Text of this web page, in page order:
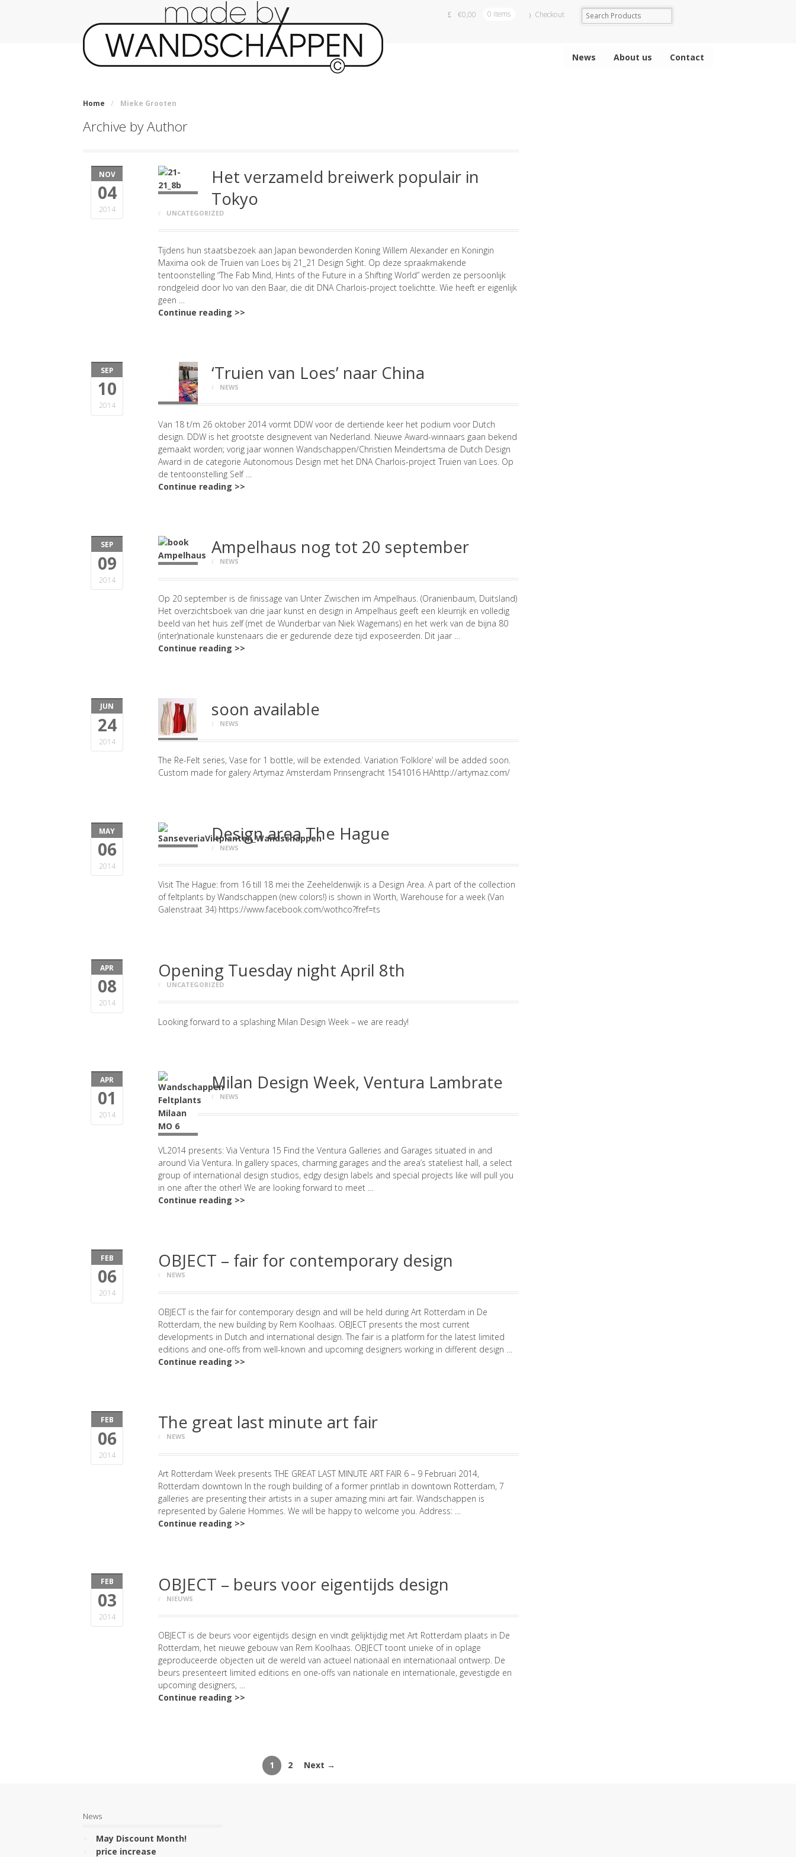
€0,00 0 items Checkout
News About us Contact
Home / Mieke Grooten
Archive by Author
NOV
04
2014
Het verzameld breiwerk populair in
Tokyo
UNCATEGORIZED
Tijdens hun staatsbezoek aan Japan bewonderden Koning Willem Alexander en Koningin
Maxima ook de Truien van Loes bij 21_21 Design Sight. Op deze spraakmakende
tentoonstelling “The Fab Mind, Hints of the Future in a Shifting World” werden ze persoonlijk
rondgeleid door Ivo van den Baar, die dit DNA Charlois-project toelichtte. Wie heeft er eigenlijk
geen …
Continue reading >>
SEP
10
2014
‘Truien van Loes’ naar China
NEWS
Van 18 t/m 26 oktober 2014 vormt DDW voor de dertiende keer het podium voor Dutch
design. DDW is het grootste designevent van Nederland. Nieuwe Award-winnaars gaan bekend
gemaakt worden; vorig jaar wonnen Wandschappen/Christien Meindertsma de Dutch Design
Award in de categorie Autonomous Design met het DNA Charlois-project Truien van Loes. Op
de tentoonstelling Self …
Continue reading >>
SEP
09
2014
Ampelhaus nog tot 20 september
NEWS
Op 20 september is de finissage van Unter Zwischen im Ampelhaus. (Oranienbaum, Duitsland)
Het overzichtsboek van drie jaar kunst en design in Ampelhaus geeft een kleurrijk en volledig
beeld van het huis zelf (met de Wunderbar van Niek Wagemans) en het werk van de bijna 80
(inter)nationale kunstenaars die er gedurende deze tijd exposeerden. Dit jaar …
Continue reading >>
JUN
24
2014
soon available
NEWS
The Re-Felt series, Vase for 1 bottle, will be extended. Variation ‘Folklore’ will be added soon.
Custom made for galery Artymaz Amsterdam Prinsengracht 1541016 HAhttp://artymaz.com/
MAY
06
2014
Design area The Hague
NEWS
Visit The Hague: from 16 till 18 mei the Zeeheldenwijk is a Design Area. A part of the collection
of feltplants by Wandschappen (new colors!) is shown in Worth, Warehouse for a week (Van
Galenstraat 34) https://www.facebook.com/wothco?fref=ts
APR
08
2014
Opening Tuesday night April 8th
UNCATEGORIZED
Looking forward to a splashing Milan Design Week – we are ready!
APR
01
2014
Milan Design Week, Ventura Lambrate
NEWS
VL2014 presents: Via Ventura 15 Find the Ventura Galleries and Garages situated in and
around Via Ventura. In gallery spaces, charming garages and the area’s stateliest hall, a select
group of international design studios, edgy design labels and special projects like will pull you
in one after the other! We are looking forward to meet …
Continue reading >>
FEB
06
2014
OBJECT – fair for contemporary design
NEWS
OBJECT is the fair for contemporary design and will be held during Art Rotterdam in De
Rotterdam, the new building by Rem Koolhaas. OBJECT presents the most current
developments in Dutch and international design. The fair is a platform for the latest limited
editions and one-offs from well-known and upcoming designers working in different design …
Continue reading >>
FEB
06
2014
The great last minute art fair
NEWS
Art Rotterdam Week presents THE GREAT LAST MINUTE ART FAIR 6 – 9 Februari 2014,
Rotterdam downtown In the rough building of a former printlab in downtown Rotterdam, 7
galleries are presenting their artists in a super amazing mini art fair. Wandschappen is
represented by Galerie Hommes. We will be happy to welcome you. Address: …
Continue reading >>
FEB
03
2014
OBJECT – beurs voor eigentijds design
NIEUWS
OBJECT is de beurs voor eigentijds design en vindt gelijktijdig met Art Rotterdam plaats in De
Rotterdam, het nieuwe gebouw van Rem Koolhaas. OBJECT toont unieke of in oplage
geproduceerde objecten uit de wereld van actueel nationaal en internationaal ontwerp. De
beurs presenteert limited editions en one-offs van nationale en internationale, gevestigde en
upcoming designers, …
Continue reading >>
1 2 Next →
News
May Discount Month!
price increase